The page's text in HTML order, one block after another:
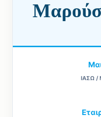
ΙΑΣΩ /